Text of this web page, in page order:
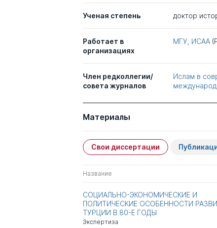
Ученая степень доктор
Работает в
организациях
МГУ, ИСАА
Член редколлегии/
совета журналов
Ислам в
Материалы
Свои диссертации
Название
СОЦИАЛЬНО-ЭКОНОМИЧЕСКИЕ И
ПОЛИТИЧЕСКИЕ ОСОБЕННОСТИ
ТУРЦИИ В 80-Е ГОДЫ
Экспертиза